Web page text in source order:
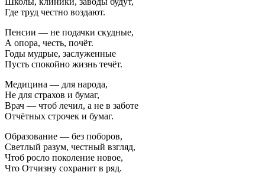
Где труд честно воздают.
Пенсии — не подачки скудные,
А опора, честь, почёт.
Годы мудрые, заслуженные
Пусть спокойно жизнь течёт.
Медицина — для народа,
Не для страхов и бумаг,
Врач — чтоб лечил, а не в заботе
Отчётных строчек и бумаг.
Образование — без поборов,
Светлый разум, честный взгляд,
Чтоб росло поколение новое,
Что Отчизну сохранит в ряд.